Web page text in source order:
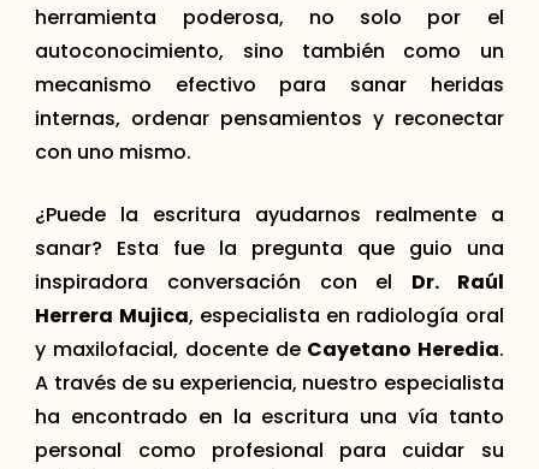
herramienta poderosa, no solo por el
autoconocimiento, sino también como un
mecanismo efectivo para sanar heridas
internas, ordenar pensamientos y reconectar
con uno mismo.
¿Puede la escritura ayudarnos realmente a
sanar? Esta fue la pregunta que guio una
inspiradora conversación con el Dr. Raúl
Herrera Mujica, especialista en radiología oral
y maxilofacial, docente deCayetano Heredia.
A través de su experiencia, nuestro especialista
ha encontrado en la escritura una vía tanto
personal como profesional para cuidar su